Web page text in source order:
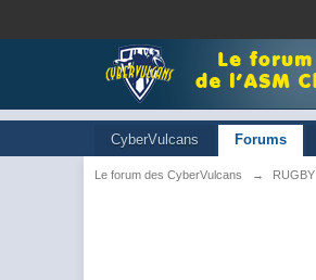
CyberVulcans Forums
Le forum des CyberVulcans → RUGBY